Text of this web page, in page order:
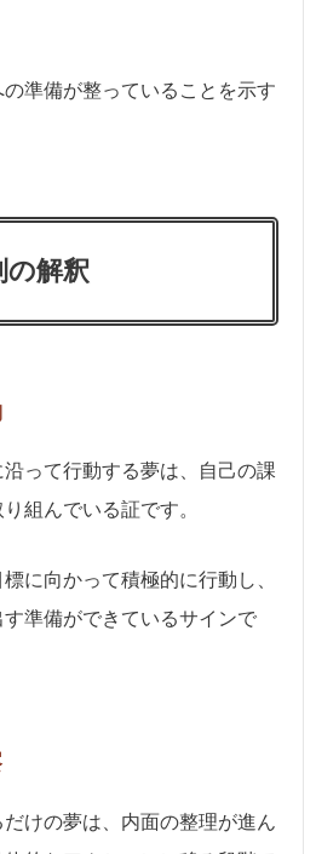
の準備が整っていることを示す
の解釈
って行動する夢は、自己の課
組んでいる証です。
に向かって積極的に行動し、
準備ができているサインで
けの夢は、内面の整理が進ん